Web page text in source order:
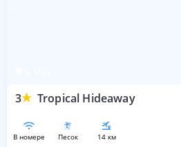
3 Tropical Hideaway
в номере песок 14 км